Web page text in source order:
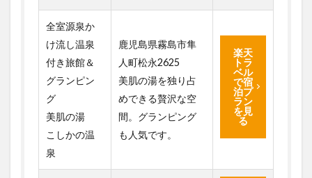
全室源泉か
け流し温泉
付き旅館＆
グランピン
グ
美肌の湯
こしかの温
泉
鹿児島県霧島市隼
人町松永2625
美肌の湯を独り占
めできる贅沢な空
間。グランピング
も人気です。
楽天
トラ
ベル
で宿
泊プ
ラン
を見
る